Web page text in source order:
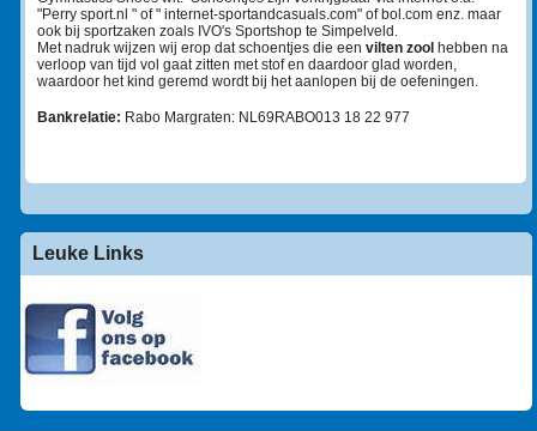
"Perry sport.nl " of " internet-sportandcasuals.com" of bol.com enz. maar
ook bij sportzaken zoals IVO's Sportshop te Simpelveld.
Met nadruk wijzen wij erop dat schoentjes die eenvilten zool hebben na
verloop van tijd vol gaat zitten met stof en daardoor glad worden,
waardoor het kind geremd wordt bij het aanlopen bij de oefeningen.
Bankrelatie: Rabo Margraten: NL69RABO013 18 22 977
Leuke Links